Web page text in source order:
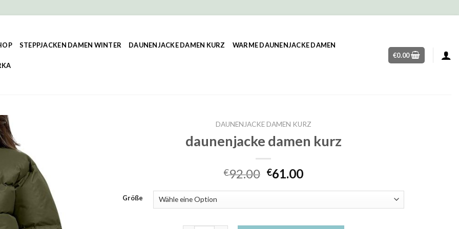
STEPPJACKEN DAMEN WINTER DAUNENJACKE DAMEN KURZ WARME DAUNENJACKE DAMEN
€0.00
DAUNENJACKE DAMEN KURZ
daunenjacke damen kurz
€92.00 €61.00
Größe